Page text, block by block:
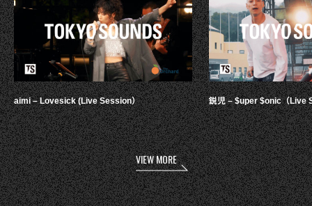
aimi – Lovesick (Live Session） 鋭児 – $uper $onic（Live
VIEW MORE